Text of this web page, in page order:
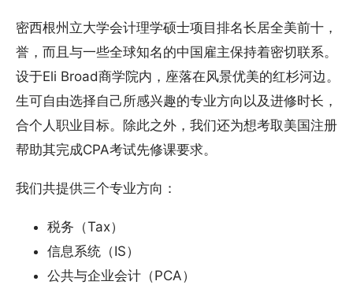
密西根州立大学会计理学硕士项目排名长居全美前十，
誉，而且与一些全球知名的中国雇主保持着密切联系。
设于Eli Broad商学院内，座落在风景优美的红杉河边。
生可自由选择自己所感兴趣的专业方向以及进修时长，
合个人职业目标。除此之外，我们还为想考取美国注册
帮助其完成CPA考试先修课要求。
我们共提供三个专业方向：
税务（Tax）
信息系统（IS）
公共与企业会计（PCA）